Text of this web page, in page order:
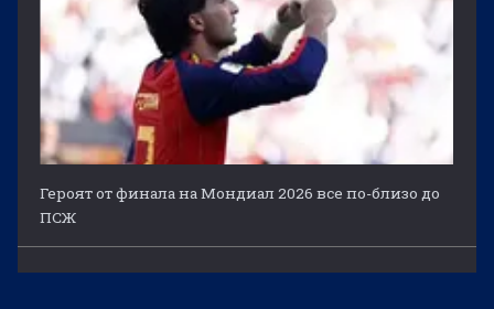
Героят от финала на Мондиал 2026 все по-близо до
ПСЖ